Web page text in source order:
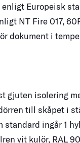
Europeisk
NT Fire 017,
dokument i
gjuten isolering
till skåpet i
standard ingår 1
vit kulör, RAL